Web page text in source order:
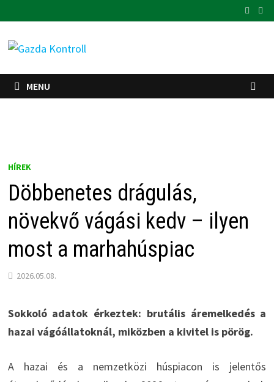
to
content
MENU
HÍREK
Döbbenetes drágulás,
növekvő vágási kedv – ilyen
most a marhahúspiac
2026.05.08.
Sokkoló adatok érkeztek: brutális áremelkedés a
hazai vágóállatoknál, miközben a kivitel is pörög.
A hazai és a nemzetközi húspiacon is jelentős